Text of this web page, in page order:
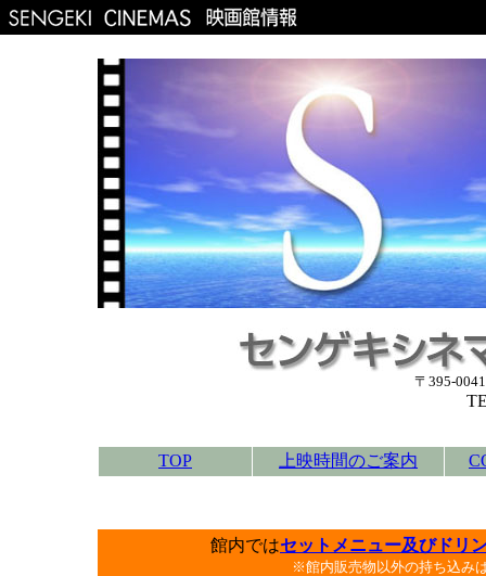
〒395-
TOP 上映時間のご案内
館内ではセットメニュー及びドリ
※館内販売物以外の持ち込み